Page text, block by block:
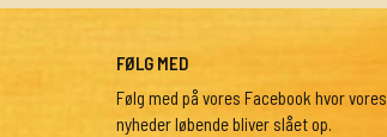
FØLG MED
Følg med på vores Facebook hvor vores
nyheder løbende bliver slået op.